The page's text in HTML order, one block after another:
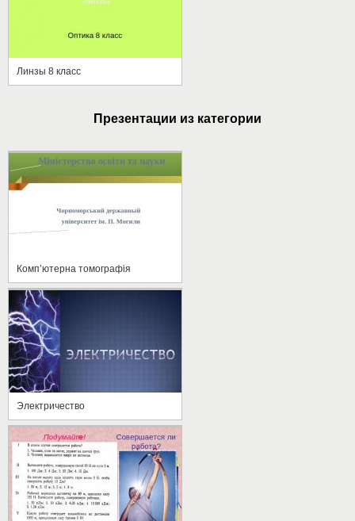
Линзы 8 класс
Презентации из категории
Комп’ютерна томографія
Электричество